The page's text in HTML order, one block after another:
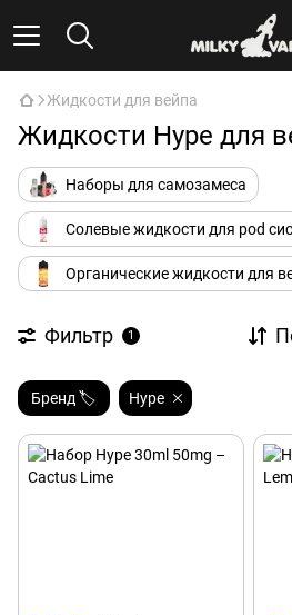
Жидкости для вейпа
Жидкости Hype для
Наборы для самозамеса
Солевые жидкости для pod
Органические жидкости для
Фильтр 1
Бренд 🏷️ Hype